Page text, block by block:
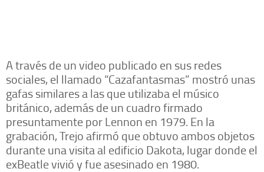
A través de un video publicado en sus redes
sociales, el llamado “Cazafantasmas” mostró unas
gafas similares a las que utilizaba el músico
británico, además de un cuadro firmado
presuntamente por Lennon en 1979. En la
grabación, Trejo afirmó que obtuvo ambos objetos
durante una visita al edificio Dakota, lugar donde el
exBeatle vivió y fue asesinado en 1980.